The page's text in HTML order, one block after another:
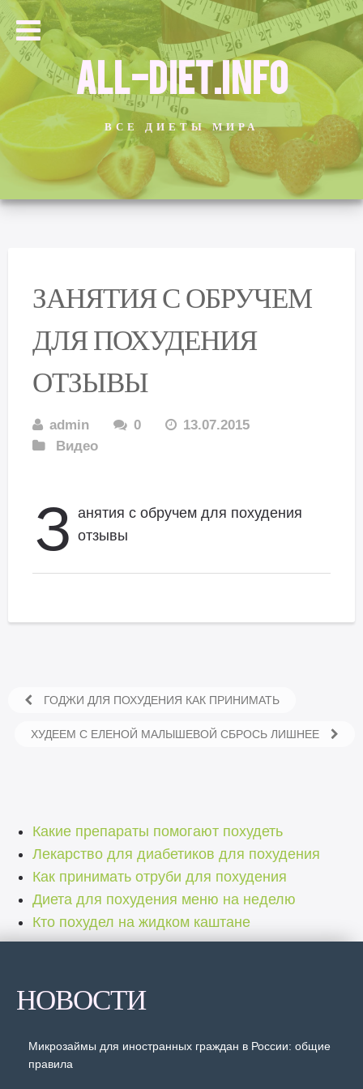
ALL-DIET.INFO
ВСЕ ДИЕТЫ МИРА
ЗАНЯТИЯ С ОБРУЧЕМ
ДЛЯ ПОХУДЕНИЯ
ОТЗЫВЫ
admin 0
13.07.2015
Видео
З анятия с обручем для похудения
отзывы
ГОДЖИ ДЛЯ ПОХУДЕНИЯ КАК ПРИНИМАТЬ
ХУДЕЕМ С ЕЛЕНОЙ МАЛЫШЕВОЙ СБРОСЬ ЛИШНЕЕ
Какие препараты помогают похудеть
Лекарство для диабетиков для похудения
Как принимать отруби для похудения
Диета для похудения меню на неделю
Кто похудел на жидком каштане
НОВОСТИ
Микрозаймы для иностранных граждан в России: общие
правила